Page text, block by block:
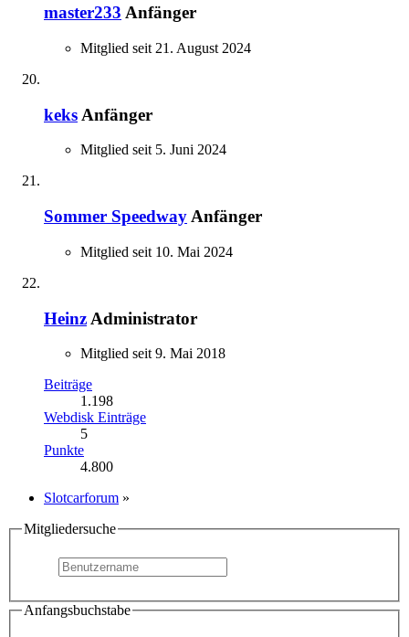
master233 Anfänger
Mitglied seit 21. August 2024
keks Anfänger
Mitglied seit 5. Juni 2024
Sommer Speedway Anfänger
Mitglied seit 10. Mai 2024
Heinz Administrator
Mitglied seit 9. Mai 2018
Beiträge
1.198
Webdisk Einträge
5
Punkte
4.800
Slotcarforum »
Mitgliedersuche
Anfangsbuchstabe